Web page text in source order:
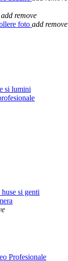
add remove
foto add remove
si lumini
si genti
Profesionale